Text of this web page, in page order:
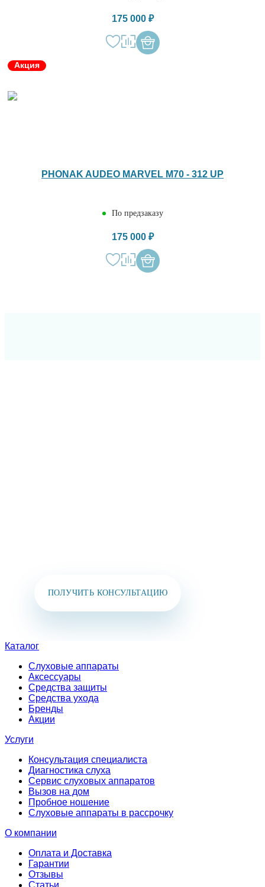
175 000 ₽
Акция
PHONAK AUDEO MARVEL M70 - 312 UP
По предзаказу
175 000 ₽
ПОЛУЧИТЬ КОНСУЛЬТАЦИЮ
Каталог
Слуховые аппараты
Аксессуары
Средства защиты
Средства ухода
Бренды
Акции
Услуги
Консультация специалиста
Диагностика слуха
Сервис слуховых аппаратов
Вызов на дом
Пробное ношение
Слуховые аппараты в рассрочку
О компании
Оплата и Доставка
Гарантии
Отзывы
Статьи